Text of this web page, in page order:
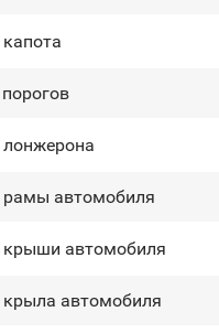
рамы автомобиля
крыши автомобиля
автомобиля